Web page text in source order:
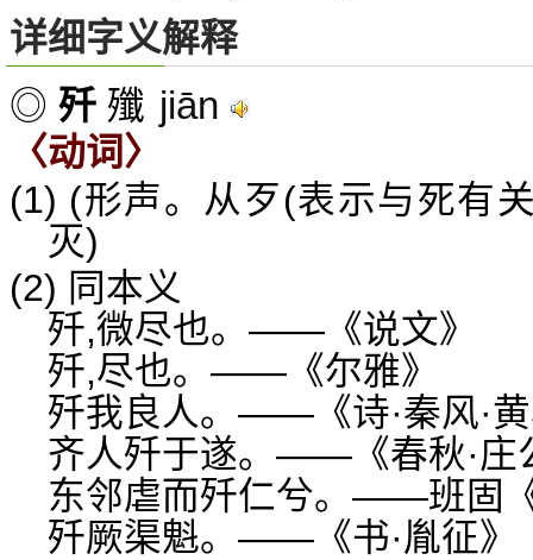
详细字义解释
◎ 歼 殲 jiān
〈动词〉
(1) (形声。从歹(表示与死有
灭)
(2) 同本义
歼,微尽也。——《说文》
歼,尽也。——《尔雅》
歼我良人。——《诗·秦风·
齐人歼于遂。——《春秋·庄
东邻虐而歼仁兮。——班固
歼厥渠魁。——《书·胤征》